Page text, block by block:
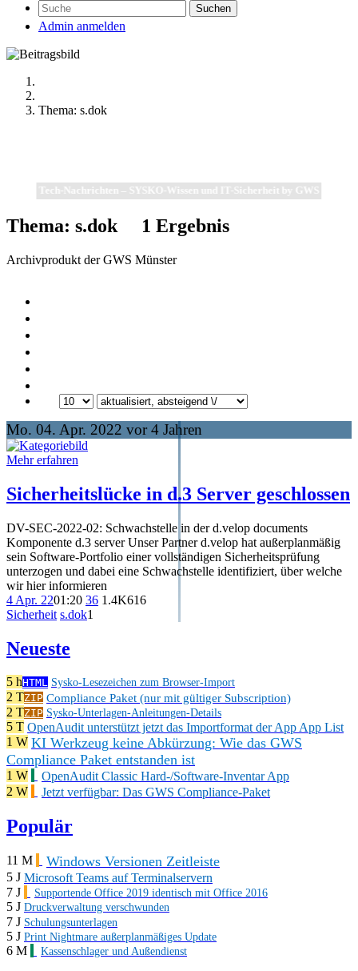
Suchen
Admin anmelden
Thema: s.dok
Tech-Nachrichten – SYSKO-Wissen und IT-Sicherheit by GWS
Thema: s.dok 1 Ergebnis
Archivprodukt der GWS Münster
Mo. 04. Apr. 2022 vor 4 Jahren
Mehr erfahren
Sicherheitslücke in d.3 Server geschlossen
DV-SEC-2022-02: Schwachstelle in der d.velop documents
Komponente d.3 server Unser Partner d.velop hat außerplanmäßig
sein Software-Portfolio einer vollständigen Sicherheitsprüfung
unterzogen und dabei eine Schwachstelle identifiziert, über welche
wir hier informieren
4 Apr. 2201:20 36 1.4K616
Sicherheit s.dok1
Neueste
5 hHTML Sysko-Lesezeichen zum Browser-Import
2 TZIP Compliance Paket (nur mit gültiger Subscription)
2 TZIP Sysko-Unterlagen-Anleitungen-Details
5 T OpenAudit unterstützt jetzt das Importformat der App App List
1 W KI Werkzeug keine Abkürzung: Wie das GWS
Compliance Paket entstanden ist
1 W
OpenAudit Classic Hard-/Software-Inventar App
2 W
Jetzt verfügbar: Das GWS Compliance-Paket
Populär
11 M Windows Versionen Zeitleiste
5 J Microsoft Teams auf Terminalservern
7 J
Supportende Office 2019 identisch mit Office 2016
5 J Druckverwaltung verschwunden
7 J Schulungsunterlagen
5 J Print Nightmare außerplanmäßiges Update
6 M Kassenschlager und Außendienst